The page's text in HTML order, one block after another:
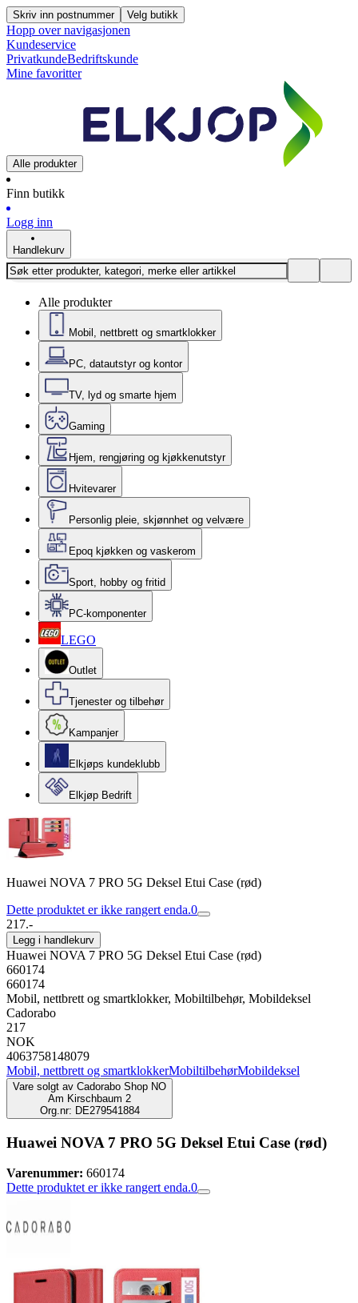
Skriv inn postnummer Velg butikk
Hopp over navigasjonen
Kundeservice
PrivatkundeBedriftskunde
Mine favoritter
Alle produkter
Finn butikk
Logg inn
Handlekurv
Alle produkter
Mobil, nettbrett og smartklokker
PC, datautstyr og kontor
TV, lyd og smarte hjem
Gaming
Hjem, rengjøring og kjøkkenutstyr
Hvitevarer
Personlig pleie, skjønnhet og velvære
Epoq kjøkken og vaskerom
Sport, hobby og fritid
PC-komponenter
LEGO
Outlet
Tjenester og tilbehør
Kampanjer
Elkjøps kundeklubb
Elkjøp Bedrift
Huawei NOVA 7 PRO 5G Deksel Etui Case (rød)
Dette produktet er ikke rangert enda.0
217.-
Legg i handlekurv
Huawei NOVA 7 PRO 5G Deksel Etui Case (rød)
660174
660174
Mobil, nettbrett og smartklokker, Mobiltilbehør, Mobildeksel
Cadorabo
217
NOK
4063758148079
Mobil, nettbrett og smartklokkerMobiltilbehørMobildeksel
Vare solgt av Cadorabo Shop NO
Am Kirschbaum 2
Org.nr: DE279541884
Huawei NOVA 7 PRO 5G Deksel Etui Case (rød)
Varenummer: 660174
Dette produktet er ikke rangert enda.0